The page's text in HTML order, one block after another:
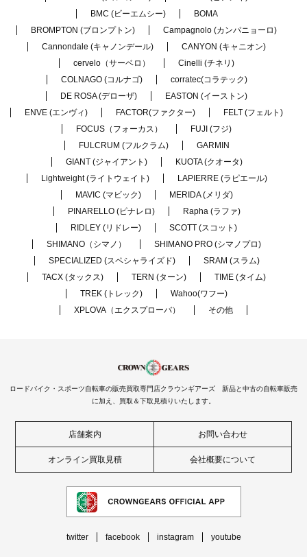
BMC (ビーエムシー)
BOMA
BROMPTON (ブロンプトン)
Campagnolo (カンパニョーロ)
Cannondale (キャノンデール)
CANYON (キャニオン)
cervelo（サーベロ）
Cinelli (チネリ)
COLNAGO (コルナゴ)
corratec(コラテック)
DE ROSA (デローザ)
EASTON (イーストン)
ENVE (エンヴィ)
FACTOR(ファクター)
FELT (フェルト)
FOCUS（フォーカス）
FUJI (フジ)
FULCRUM (フルクラム)
GARMIN
GIANT (ジャイアント)
KUOTA (クオータ)
Lightweight (ライトウェイト)
LAPIERRE (ラピエール)
MAVIC (マビック)
MERIDA (メリダ)
PINARELLO (ピナレロ)
Rapha (ラファ)
RIDLEY (リドレー)
SCOTT (スコット)
SHIMANO（シマノ）
SHIMANO PRO (シマノプロ)
SPECIALIZED (スペシャライズド)
SRAM (スラム)
TACX (タックス)
TERN (ターン)
TIME (タイム)
TREK (トレック)
Wahoo(ワフー)
XPLOVA（エクスプローバ）
その他
ロードバイク・スポーツ自転車の販売買取専門店クラウンギアーズ 新品と中古の自転車販売
に加え、買取＆下取見積りいたします。
店舗案内 お問い合わせ
オンライン買取見積 会社概要について
twitter facebook instagram youtube